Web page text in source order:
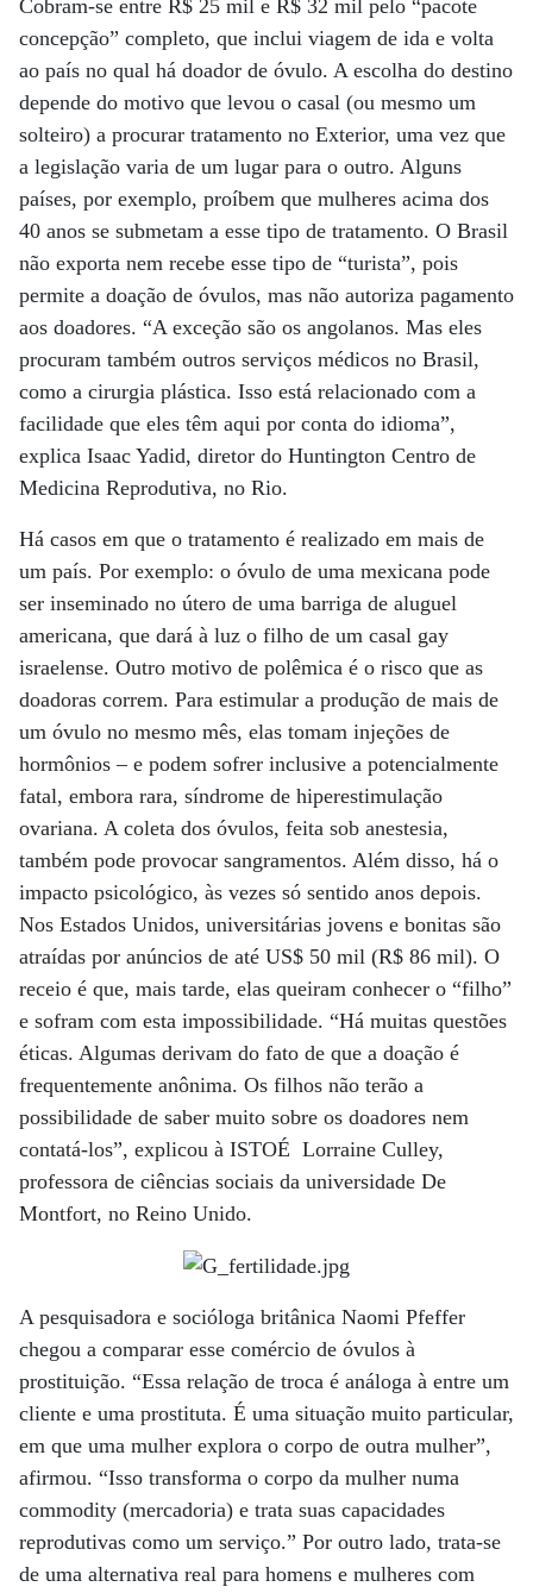
Cobram-se entre R$ 25 mil e R$ 32 mil pelo “pacote
concepção” completo, que inclui viagem de ida e volta
ao país no qual há doador de óvulo. A escolha do destino
depende do motivo que levou o casal (ou mesmo um
solteiro) a procurar tratamento no Exterior, uma vez que
a legislação varia de um lugar para o outro. Alguns
países, por exemplo, proí­bem que mulheres acima dos
40 anos se submetam a esse tipo de tratamento. O Brasil
não exporta nem recebe esse tipo de “turista”, pois
permite a doação de óvulos, mas não autoriza pagamento
aos doadores. “A exceção são os angolanos. Mas eles
procuram também outros serviços médicos no Brasil,
como a cirurgia plástica. Isso está relacionado com a
facilidade que eles têm aqui por conta do idioma”,
explica Isaac Yadid, diretor do Huntington Centro de
Medicina Reprodutiva, no Rio.
Há casos em que o tratamento é realizado em mais de
um país. Por exemplo: o óvulo de uma mexicana pode
ser inseminado no útero de uma barriga de aluguel
americana, que dará à luz o filho de um casal gay
israelense. Outro motivo de polêmica é o risco que as
doadoras correm. Para estimular a produção de mais de
um óvulo no mesmo mês, elas tomam injeções de
hormônios – e podem sofrer inclusive a potencialmente
fatal, embora rara, síndrome de hiperestimulação
ovariana. A coleta dos óvulos, feita sob anestesia,
também pode provocar sangramentos. Além disso, há o
impacto psicológico, às vezes só sentido anos depois.
Nos Estados Unidos, universitárias jovens e bonitas são
atraídas por anúncios de até US$ 50 mil (R$ 86 mil). O
receio é que, mais tarde, elas queiram conhecer o “filho”
e sofram com esta impossibilidade. “Há muitas questões
éticas. Algumas derivam do fato de que a doação é
frequentemente anônima. Os filhos não terão a
possibilidade de saber muito sobre os doadores nem
contatá-los”, explicou à ISTOÉ Lorraine Culley,
professora de ciências sociais da universidade De
Montfort, no Reino Unido.
A pesquisadora e socióloga britânica Naomi Pfeffer
chegou a comparar esse comércio de óvulos à
prostituição. “Essa relação de troca é análoga à entre um
cliente e uma prostituta. É uma situação muito particular,
em que uma mulher explora o corpo de outra mulher”,
afirmou. “Isso transforma o corpo da mulher numa
commodity (mercadoria) e trata suas capacidades
reprodutivas como um serviço.” Por outro lado, trata-se
de uma alternativa real para homens e mulheres com